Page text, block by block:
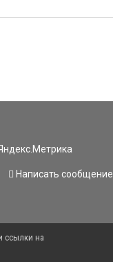
Написать сообщение
ссылки на